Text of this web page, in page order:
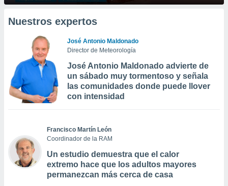
Nuestros expertos
José Antonio Maldonado
Director de Meteorología
José Antonio Maldonado advierte de
un sábado muy tormentoso y señala
las comunidades donde puede llover
con intensidad
Francisco Martín León
Coordinador de la RAM
Un estudio demuestra que el calor
extremo hace que los adultos mayores
permanezcan más cerca de casa